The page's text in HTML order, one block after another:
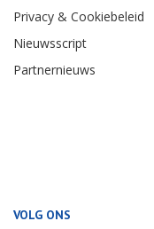
Privacy & Cookiebeleid
Nieuwsscript
Partnernieuws
VOLG ONS